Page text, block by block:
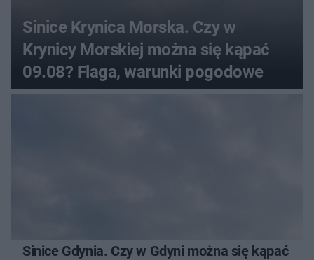
Sinice Krynica Morska. Czy w
Krynicy Morskiej można się kąpać
09.08? Flaga, warunki pogodowe
Sinice Gdynia. Czy w Gdyni można się kąpać